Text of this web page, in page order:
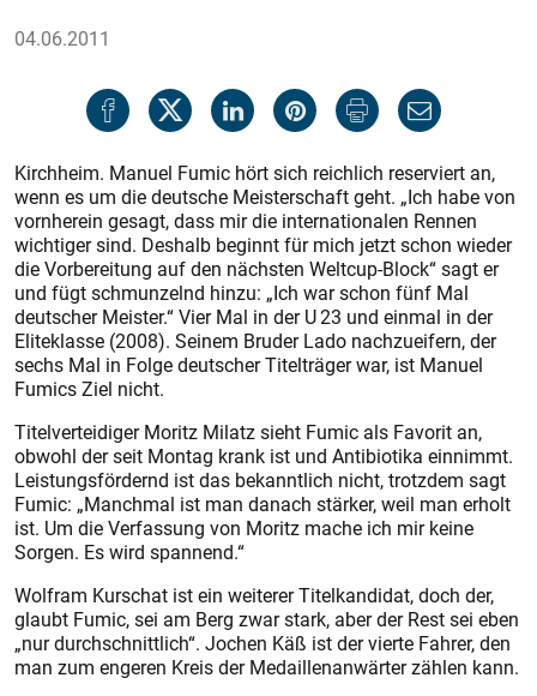
04.06.2011
Kirchheim. Manuel Fumic hört sich reichlich reserviert an,
wenn es um die deutsche Meisterschaft geht. „Ich habe von
vornherein gesagt, dass mir die internationalen Rennen
wichtiger sind. Deshalb beginnt für mich jetzt schon wieder
die Vorbereitung auf den nächsten Weltcup-Block“ sagt er
und fügt schmunzelnd hinzu: „Ich war schon fünf Mal
deutscher Meister.“ Vier Mal in der U 23 und einmal in der
Eliteklasse (2008). Seinem Bruder Lado nachzueifern, der
sechs Mal in Folge deutscher Titelträger war, ist Manuel
Fumics Ziel nicht.
Titelverteidiger Moritz Milatz sieht Fumic als Favorit an,
obwohl der seit Montag krank ist und Antibiotika einnimmt.
Leistungsfördernd ist das bekanntlich nicht, trotzdem sagt
Fumic: „Manchmal ist man danach stärker, weil man erholt
ist. Um die Verfassung von Moritz mache ich mir keine
Sorgen. Es wird spannend.“
Wolfram Kurschat ist ein weiterer Titelkandidat, doch der,
glaubt Fumic, sei am Berg zwar stark, aber der Rest sei eben
„nur durchschnittlich“. Jochen Käß ist der vierte Fahrer, den
man zum engeren Kreis der Medaillenanwärter zählen kann.